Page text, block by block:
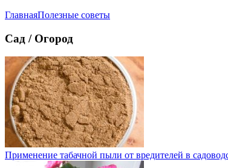
ГлавнаяПолезные советы
Сад / Огород
Применение табачной пыли от вредителей в